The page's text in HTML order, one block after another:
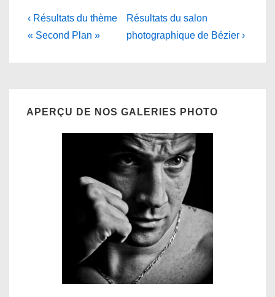
Navigation
de
Previous
Post
‹ Résultats du thème
« Second Plan »
Next
Post
Résultats du salon
photographique de Bézier ›
APERÇU DE NOS GALERIES PHOTO